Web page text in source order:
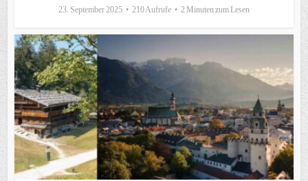
23. September 2025 210 Aufrufe 2 Minuten zum Lesen